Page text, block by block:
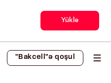
Yüklə
"Bakcell"ə qoşul